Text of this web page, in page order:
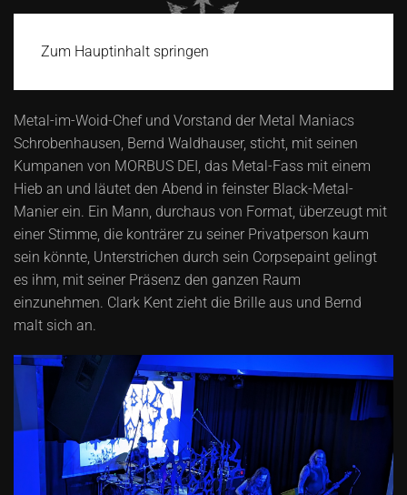
Zum Hauptinhalt springen
Metal-im-Woid-Chef und Vorstand der Metal Maniacs
Schrobenhausen, Bernd Waldhauser, sticht, mit seinen
Kumpanen von MORBUS DEI, das Metal-Fass mit einem
Hieb an und läutet den Abend in feinster Black-Metal-
Manier ein. Ein Mann, durchaus von Format, überzeugt mit
einer Stimme, die konträrer zu seiner Privatperson kaum
sein könnte, Unterstrichen durch sein Corpsepaint gelingt
es ihm, mit seiner Präsenz den ganzen Raum
einzunehmen. Clark Kent zieht die Brille aus und Bernd
malt sich an.